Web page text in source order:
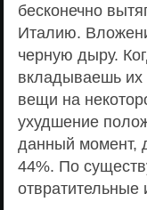
бесконечно
Италию.
черную дыру.
вкладываешь их
вещи на
ухудшение
данный момент,
44%. По
отвратительные